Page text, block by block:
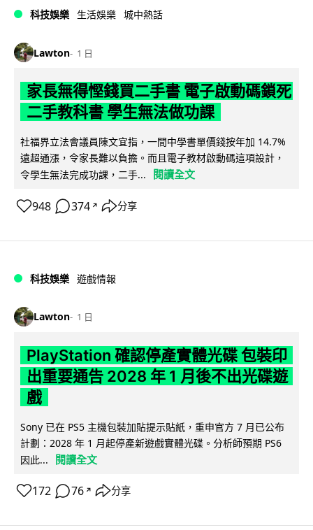
科技娛樂 生活娛樂 城中熱話
Lawton 1 日
家長無得慳錢買二手書 電子啟動碼鎖死
二手教科書 學生無法做功課
社福界立法會議員陳文宜指，一間中學書單價錢按年加 14.7%
遠超通漲，令家長難以負擔。而且電子教材啟動碼這項設計，
令學生無法完成功課，二手...
閱讀全文
948 374 ↗ 分享
科技娛樂 遊戲情報
Lawton 1 日
PlayStation 確認停產實體光碟 包裝印
出重要通告 2028 年 1 月後不出光碟遊
戲
Sony 已在 PS5 主機包裝加貼提示貼紙，重申官方 7 月已公布
計劃：2028 年 1 月起停產新遊戲實體光碟。分析師預期 PS6
因此...
閱讀全文
172 76 ↗ 分享